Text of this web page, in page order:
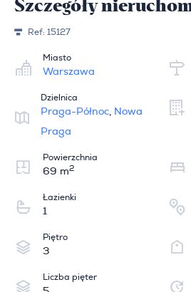
Szczegóły
Ref: 15127
Miasto
Warszawa
Dzielnica
Praga-Północ, Nowa
Praga
Powierzchnia
69 m2
Łazienki
1
Piętro
3
Liczba pięter